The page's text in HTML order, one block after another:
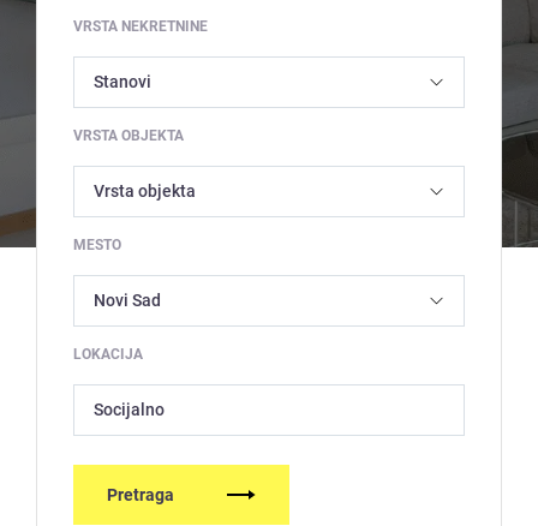
VRSTA NEKRETNINE
VRSTA OBJEKTA
MESTO
LOKACIJA
Socijalno
Pretraga